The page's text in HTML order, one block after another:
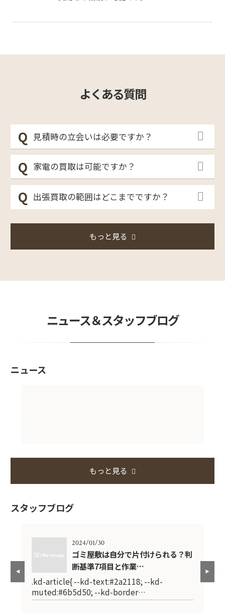
よくある質問
見積時の立会いは必要ですか？
家電の買取は可能ですか？
出張買取の範囲はどこまでですか？
もっと見る
ニュース＆スタッフブログ
ニュース
もっと見る
スタッフブログ
2024/01/30
ゴミ屋敷は自分で片付けられる？判
断基準7項目と作業…
.kd-article{ --kd-text:#2a2118; --kd-
muted:#6b5d50; --kd-border…